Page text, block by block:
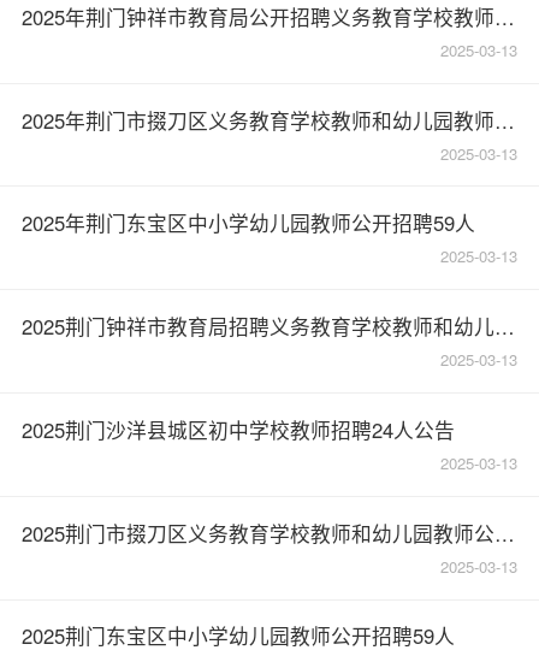
2025年荆门钟祥市教育局公开招聘义务教育学校教师和幼儿园教师74人
2025-03-13
2025年荆门市掇刀区义务教育学校教师和幼儿园教师公开招聘50人
2025-03-13
2025年荆门东宝区中小学幼儿园教师公开招聘59人
2025-03-13
2025荆门钟祥市教育局招聘义务教育学校教师和幼儿园教师74人
2025-03-13
2025荆门沙洋县城区初中学校教师招聘24人公告
2025-03-13
2025荆门市掇刀区义务教育学校教师和幼儿园教师公开招聘50人
2025-03-13
2025荆门东宝区中小学幼儿园教师公开招聘59人